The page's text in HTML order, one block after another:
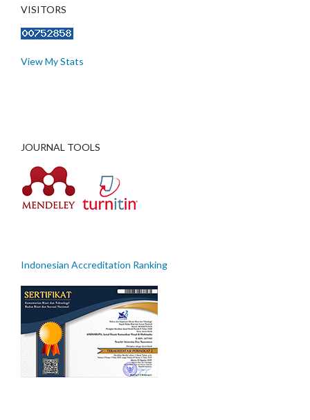
VISITORS
View My Stats
JOURNAL TOOLS
Indonesian Accreditation Ranking